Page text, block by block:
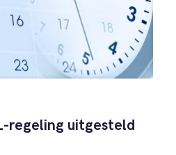
regeling uitgesteld